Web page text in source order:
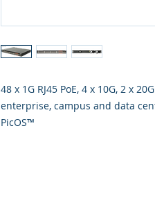
48 x 1G RJ45 PoE, 4 x 10G, 2 x
enterprise, campus and data
PicOS™